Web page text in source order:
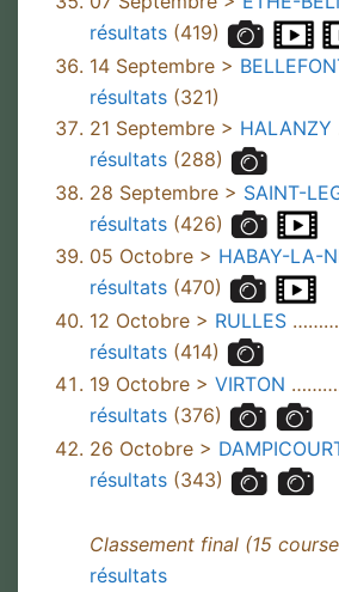
résultats (419)
14 Septembre >
résultats (321)
21 Septembre > HALANZY
résultats (288)
28 Septembre > SAINT-
résultats (426)
05 Octobre > HABAY-LA-
résultats (470)
12 Octobre > RULLES
résultats (414)
19 Octobre > VIRTON
résultats (376)
26 Octobre >
résultats (343)
Classement final (15
résultats